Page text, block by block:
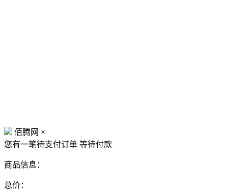
佰腾网 ×
您有一笔待支付订单 等待付款
商品信息：
总价：